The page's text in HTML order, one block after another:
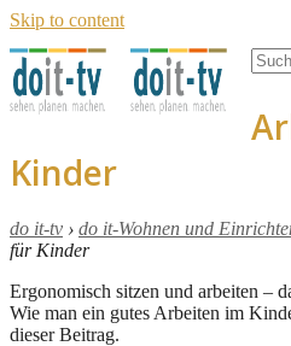
Skip to content
Open
Kinder
do it-tv › do it-Wohnen und
für Kinder
Ergonomisch sitzen und arbeiten –
Wie man ein gutes Arbeiten im
dieser Beitrag.